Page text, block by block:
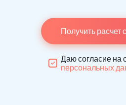
Получить расчет
Даю согласие на
персональных